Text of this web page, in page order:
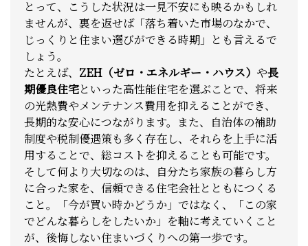
とって、こうした状況は一見不安にも映るかもしれ
ませんが、裏を返せば「落ち着いた市場のなかで、
じっくりと住まい選びができる時期」とも言えるで
しょう。
たとえば、 ZEH（ゼロ・エネルギー・ハウス） や長
期優良住宅といった高性能住宅を選ぶことで、将来
の光熱費やメンテナンス費用を抑えることができ、
長期的な安心につながります。また、自治体の補助
制度や税制優遇策も多く存在し、それらを上手に活
用することで、総コストを抑えることも可能です。
そして何より大切なのは、自分たち家族の暮らし方
に合った家を、信頼できる住宅会社とともにつくる
こと。
「今が買い時かどうか」ではなく、「この家
でどんな暮らしをしたいか」を軸に考えていくこと
が、後悔しない住まいづくりへの第一歩です。